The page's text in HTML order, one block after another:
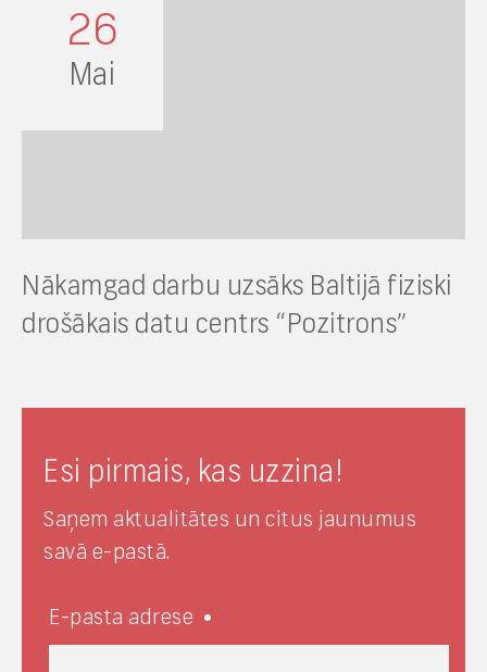
26
Mai
Nākamgad darbu uzsāks Baltijā fiziski
drošākais datu centrs “Pozitrons”
Esi pirmais, kas uzzina!
Saņem aktualitātes un citus jaunumus
savā e-pastā.
E-pasta adrese